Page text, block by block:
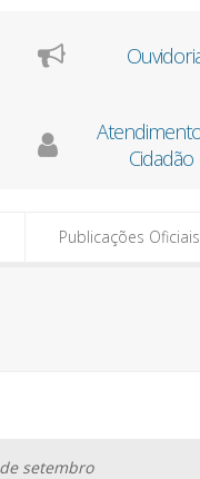
Cidadão
Publicações Oficiais
setembro